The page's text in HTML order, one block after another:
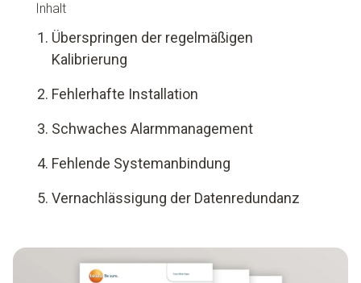
Inhalt
Überspringen der regelmäßigen
Kalibrierung
Fehlerhafte Installation
Schwaches Alarmmanagement
Fehlende Systemanbindung
Vernachlässigung der Datenredundanz